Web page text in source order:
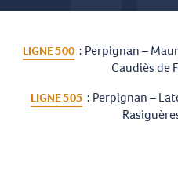
LIGNE 500 : Perpignan –
Caudiès de
LIGNE 505 : Perpignan –